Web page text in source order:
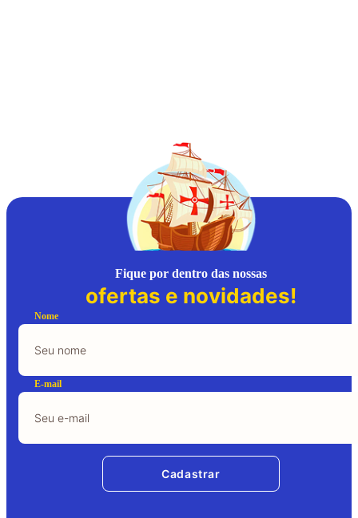
Fique por dentro das nossas
ofertas e novidades!
Nome
E-mail
Cadastrar